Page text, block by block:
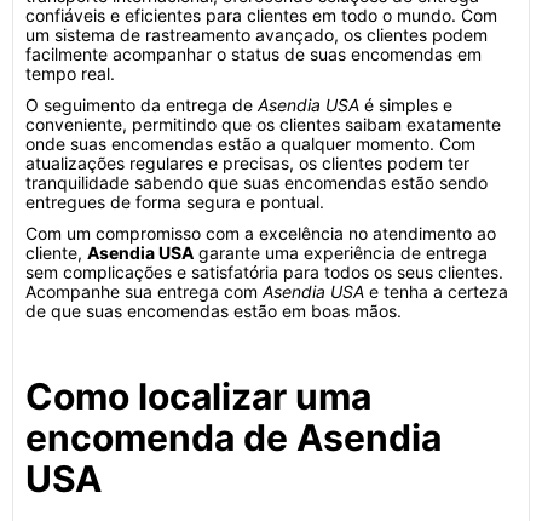
confiáveis e eficientes para clientes em todo o mundo. Com
um sistema de rastreamento avançado, os clientes podem
facilmente acompanhar o status de suas encomendas em
tempo real.
O seguimento da entrega de Asendia USA é simples e
conveniente, permitindo que os clientes saibam exatamente
onde suas encomendas estão a qualquer momento. Com
atualizações regulares e precisas, os clientes podem ter
tranquilidade sabendo que suas encomendas estão sendo
entregues de forma segura e pontual.
Com um compromisso com a excelência no atendimento ao
cliente, Asendia USA garante uma experiência de entrega
sem complicações e satisfatória para todos os seus clientes.
Acompanhe sua entrega com Asendia USA e tenha a certeza
de que suas encomendas estão em boas mãos.
Como localizar uma
encomenda de Asendia
USA